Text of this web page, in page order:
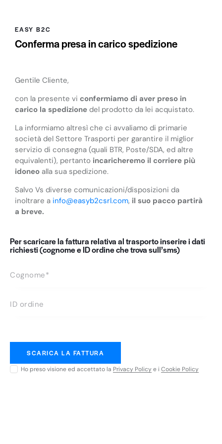
EASY B2C
Conferma presa in carico spedizione
Gentile Cliente,
con la presente vi confermiamo di aver preso in
carico la spedizione del prodotto da lei acquistato.
La informiamo altresì che ci avvaliamo di primarie
società del Settore Trasporti per garantire il miglior
servizio di consegna (quali BTR, Poste/SDA, ed altre
equivalenti), pertanto incaricheremo il corriere più
idoneo alla sua spedizione.
Salvo Vs diverse comunicazioni/disposizioni da
inoltrare a info@easyb2csrl.com, il suo pacco partirà
a breve.
Per scaricare la fattura relativa al trasporto inserire i dati
richiesti (cognome e ID ordine che trova sull’sms)
Ho preso visione ed accettato la Privacy Policye i Cookie Policy